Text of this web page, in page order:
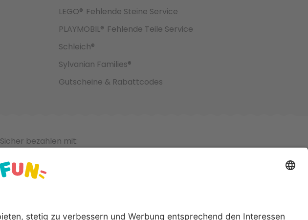
LEGO® Fehlende Steine Service
PLAYMOBIL® Fehlende Teile Service
Schleich®
Sylvanian Families®
Gutscheine & Rabattcodes
Sicher bezahlen mit: